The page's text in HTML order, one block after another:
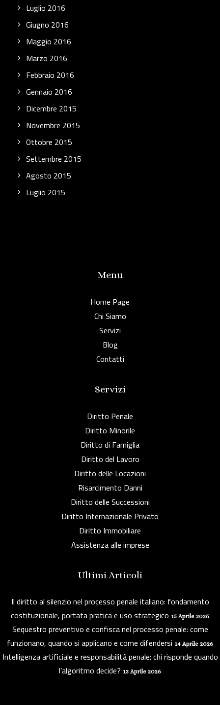
Luglio 2016
Giugno 2016
Maggio 2016
Marzo 2016
Febbraio 2016
Gennaio 2016
Dicembre 2015
Novembre 2015
Ottobre 2015
Settembre 2015
Agosto 2015
Luglio 2015
Menu
Home Page
Chi Siamo
Servizi
Blog
Contatti
Servizi
Diritto Penale
Diritto Minorile
Diritto di Famiglia
Diritto del Lavoro
Diritto delle Locazioni
Risarcimento Danni
Diritto delle Successioni
Diritto Internazionale Privato
Diritto Immobiliare
Assistenza alle imprese
Ultimi Articoli
Il diritto al silenzio nel processo penale italiano: fondamento
costituzionale, portata pratica e uso strategico 15 Aprile 2026
Sequestro preventivo e confisca nel processo penale: come
funzionano, quando si applicano e come difendersi 14 Aprile 2026
Intelligenza artificiale e responsabilità penale: chi risponde quando
l’algoritmo decide? 13 Aprile 2026